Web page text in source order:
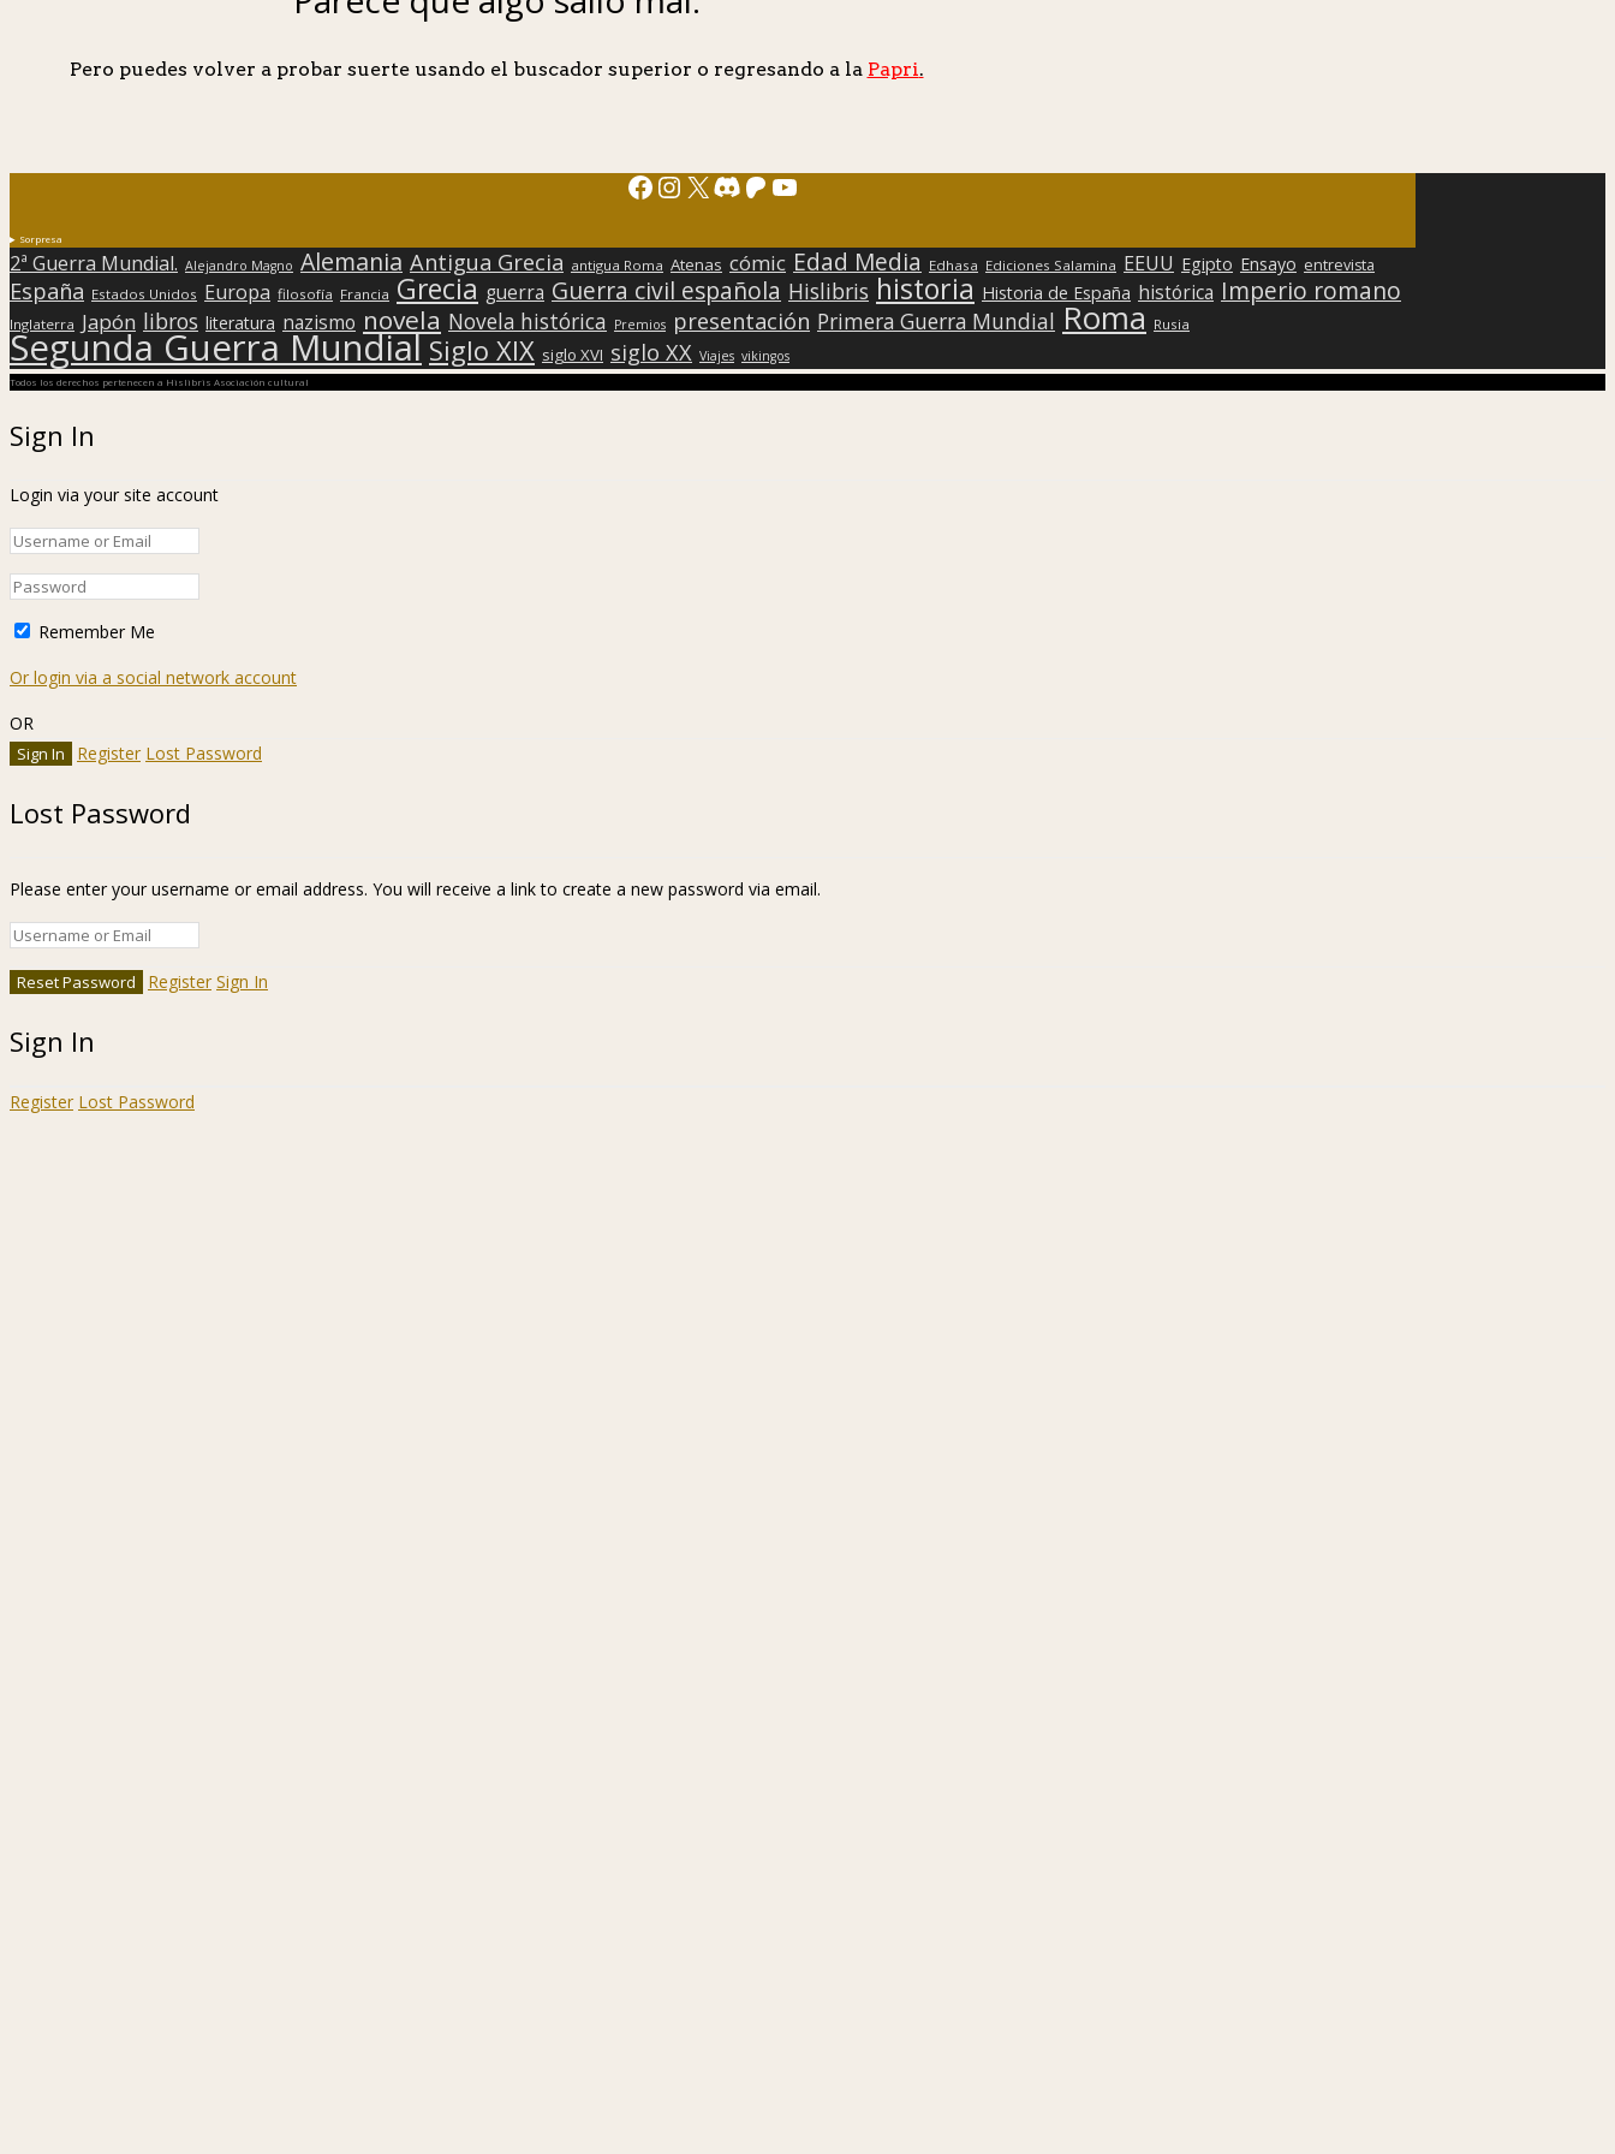
Pero puedes volver a probar suerte usando el buscador superior o regresando a la Papri.
Facebook
Instagram
X Discord
Patreon
YouTube
Sorpresa
2ª Guerra Mundial. Alejandro Magno Alemania Antigua Grecia antigua Roma Atenas cómic Edad Media Edhasa Ediciones Salamina EEUU Egipto Ensayo entrevista
España Estados Unidos Europa filosofía Francia Grecia guerra Guerra civil española Hislibris historia Historia de España histórica Imperio romano
Inglaterra Japón libros literatura nazismo novela Novela histórica Premios presentación Primera Guerra Mundial Roma Rusia
Segunda Guerra Mundial Siglo XIX siglo XVI siglo XX Viajes vikingos
Todos los derechos pertenecen a Hislibris Asociación cultural
Sign In
Login via your site account
Remember Me
Or login via a social network account
OR
Register Lost Password
Lost Password
Please enter your username or email address. You will receive a link to create a new password via email.
Register Sign In
Sign In
Register Lost Password